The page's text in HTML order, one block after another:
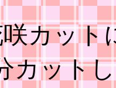
カット
カット